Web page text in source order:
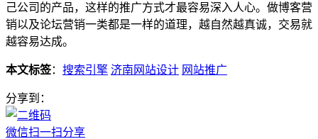
己公司的产品，这样的推广方式才最容易深入人心。做博客营
销以及论坛营销一类都是一样的道理，越自然越真诚，交易就
越容易达成。
本文标签： 搜索引擎 济南网站设计 网站推广
分享到：
微信扫一扫分享